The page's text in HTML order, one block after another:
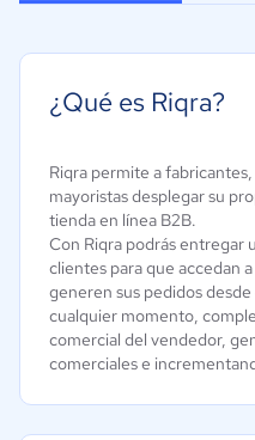
¿Qué es Riqra?
Riqra permite a
mayoristas desplegar su
tienda en línea B2B.
Con Riqra podrás entregar
clientes para que accedan
generen sus pedidos
cualquier momento,
comercial del vendedor,
comerciales e